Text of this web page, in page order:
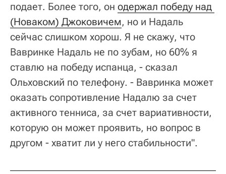
подает. Более того, он одержал победу над
(Новаком) Джоковичем, но и Надаль
сейчас слишком хорош. Я не скажу, что
Вавринке Надаль не по зубам, но 60% я
ставлю на победу испанца, - сказал
Ольховский по телефону. - Вавринка может
оказать сопротивление Надалю за счет
активного тенниса, за счет вариативности,
которую он может проявить, но вопрос в
другом - хватит ли у него стабильности".